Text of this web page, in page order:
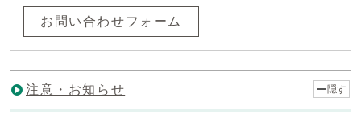
お問い合わせフォーム
注意・お知らせ 隠す